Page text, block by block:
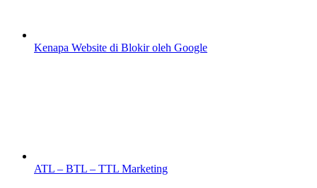
Kenapa Website di Blokir oleh Google
ATL – BTL – TTL Marketing